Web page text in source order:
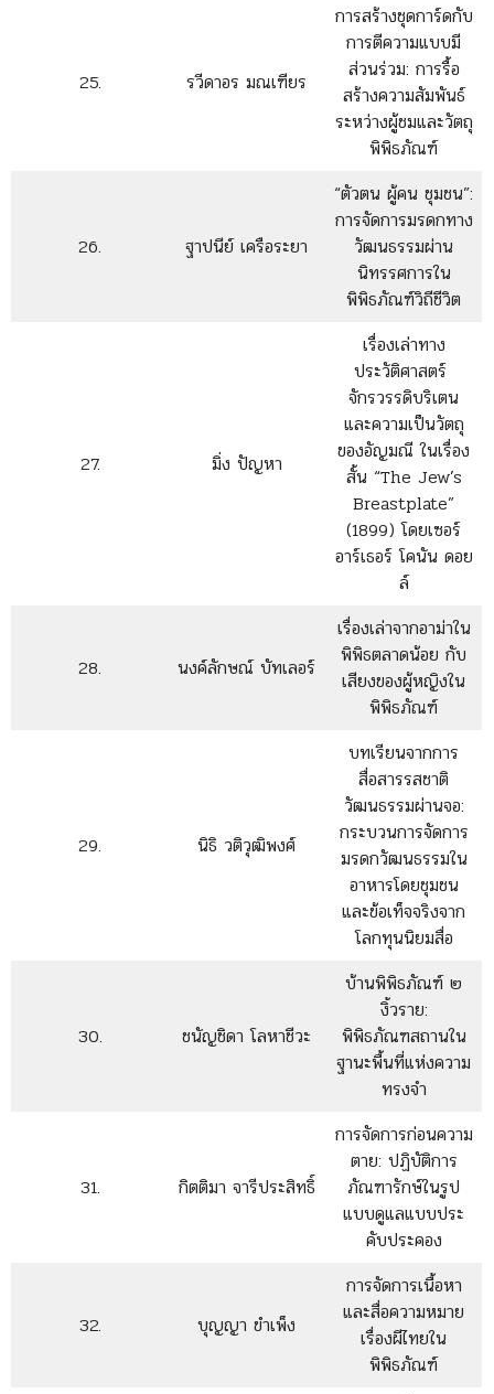
25. รวีดาอร มณเฑียร
การสร้างชุดการ์ดกับ
การตีความแบบมี
ส่วนร่วม: การรื้อ
สร้างความสัมพันธ์
ระหว่างผู้ชมและวัตถุ
พิพิธภัณฑ์
26. ฐาปนีย์ เครือระยา
“ตัวตน ผู้คน ชุมชน”:
การจัดการมรดกทาง
วัฒนธรรมผ่าน
นิทรรศการใน
พิพิธภัณฑ์วิถีชีวิต
27. มิ่ง ปัญหา
เรื่องเล่าทาง
ประวัติศาสตร์
จักรวรรดิบริเตน
และความเป็นวัตถุ
ของอัญมณี ในเรื่อง
สั้น “The Jew’s
Breastplate”
(1899) โดยเซอร์
อาร์เธอร์ โคนัน ดอย
ล์
28. นงค์ลักษณ์ บัทเลอร์
เรื่องเล่าจากอาม่าใน
พิพิธตลาดน้อย กับ
เสียงของผู้หญิงใน
พิพิธภัณฑ์
29. นิธิ วติวุฒิพงศ์
บทเรียนจากการ
สื่อสารรสชาติ
วัฒนธรรมผ่านจอ:
กระบวนการจัดการ
มรดกวัฒนธรรมใน
อาหารโดยชุมชน
และข้อเท็จจริงจาก
โลกทุนนิยมสื่อ
30. ชนัญชิดา โลหาชีวะ
บ้านพิพิธภัณฑ์ ๒
งิ้วราย:
พิพิธภัณฑสถานใน
ฐานะพื้นที่แห่งความ
ทรงจำ
31. กิตติมา จารีประสิทธิ์
การจัดการก่อนความ
ตาย: ปฏิบัติการ
ภัณฑารักษ์ในรูป
แบบดูแลแบบประ
คับประคอง
32. บุญญา ขำเพ็ง
การจัดการเนื้อหา
และสื่อความหมาย
เรื่องผีไทยใน
พิพิธภัณฑ์